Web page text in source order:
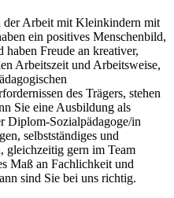
der Arbeit mit Kleinkindern mit
ein positives Menschenbild,
haben Freude an kreativer,
Arbeitszeit und Arbeitsweise,
des Trägers, stehen
Sie eine Ausbildung als
Diplom-Sozialpädagoge/in
selbstständiges und
gleichzeitig gern im Team
Maß an Fachlichkeit und
sind Sie bei uns richtig.